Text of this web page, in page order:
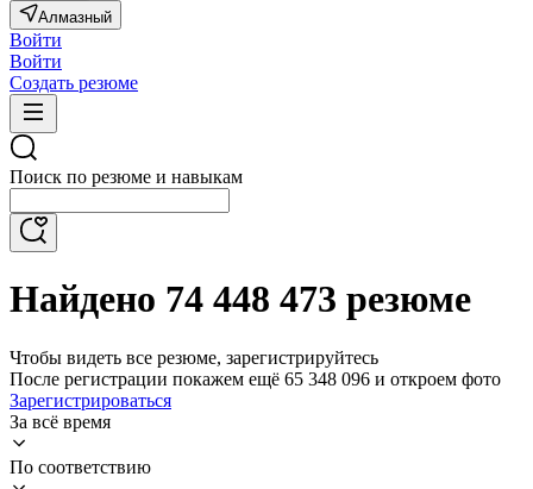
Алмазный
Войти
Войти
Создать резюме
Поиск по резюме и навыкам
Найдено 74 448 473 резюме
Чтобы видеть все резюме, зарегистрируйтесь
После регистрации покажем ещё 65 348 096 и откроем фото
Зарегистрироваться
За всё время
По соответствию